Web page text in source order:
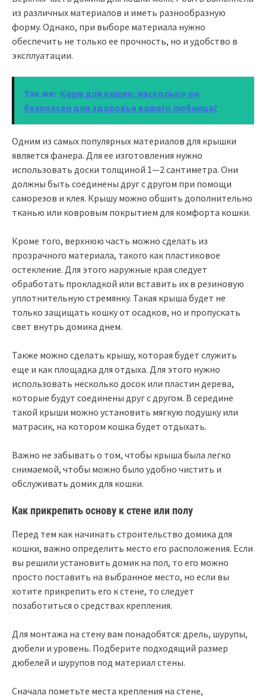
из различных материалов и иметь разнообразную
форму. Однако, при выборе материала нужно
обеспечить не только ее прочность, но и удобство в
эксплуатации.
Так же: Корм для кошек: насколько он
безопасен для здоровья вашего любимца?
Одним из самых популярных материалов для крышки
является фанера. Для ее изготовления нужно
использовать доски толщиной 1—2 сантиметра. Они
должны быть соединены друг с другом при помощи
саморезов и клея. Крышу можно обшить дополнительно
тканью или ковровым покрытием для комфорта кошки.
Кроме того, верхнюю часть можно сделать из
прозрачного материала, такого как пластиковое
остекление. Для этого наружные края следует
обработать прокладкой или вставить их в резиновую
уплотнительную стремянку. Такая крыша будет не
только защищать кошку от осадков, но и пропускать
свет внутрь домика днем.
Также можно сделать крышу, которая будет служить
еще и как площадка для отдыха. Для этого нужно
использовать несколько досок или пластин дерева,
которые будут соединены друг с другом. В середине
такой крыши можно установить мягкую подушку или
матрасик, на котором кошка будет отдыхать.
Важно не забывать о том, чтобы крыша была легко
снимаемой, чтобы можно было удобно чистить и
обслуживать домик для кошки.
Как прикрепить основу к стене или полу
Перед тем как начинать строительство домика для
кошки, важно определить место его расположения. Если
вы решили установить домик на пол, то его можно
просто поставить на выбранное место, но если вы
хотите прикрепить его к стене, то следует
позаботиться о средствах крепления.
Для монтажа на стену вам понадобятся: дрель, шурупы,
дюбели и уровень. Подберите подходящий размер
дюбелей и шурупов под материал стены.
Сначала пометьте места крепления на стене,